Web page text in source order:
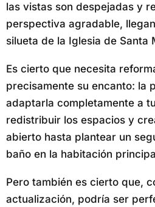
las vistas son despejadas y
perspectiva agradable,
silueta de la Iglesia de Santa
Es cierto que necesita
precisamente su encanto: la
adaptarla completamente a
redistribuir los espacios y
abierto hasta plantear un
baño en la habitación
Pero también es cierto que,
actualización, podría ser